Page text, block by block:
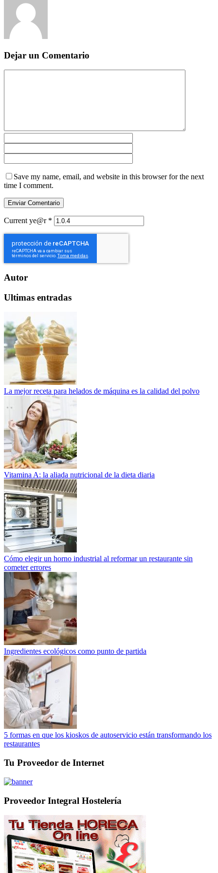
Dejar un Comentario
Save my name, email, and website in this browser for the next
time I comment.
Current ye@r *
Autor
Ultimas entradas
La mejor receta para helados de máquina es la calidad del polvo
Vitamina A: la aliada nutricional de la dieta diaria
Cómo elegir un horno industrial al reformar un restaurante sin
cometer errores
Ingredientes ecológicos como punto de partida
5 formas en que los kioskos de autoservicio están transformando los
restaurantes
Tu Proveedor de Internet
Proveedor Integral Hostelería